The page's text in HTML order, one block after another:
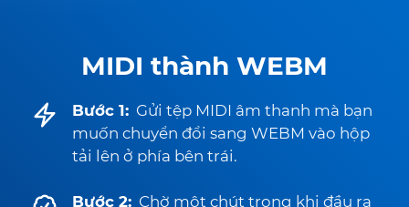
MIDI thành WEBM
Bước 1: Gửi tệp MIDI âm thanh mà bạn
muốn chuyển đổi sang WEBM vào hộp
tải lên ở phía bên trái.
Bước 2: Chờ một chút trong khi đầu ra